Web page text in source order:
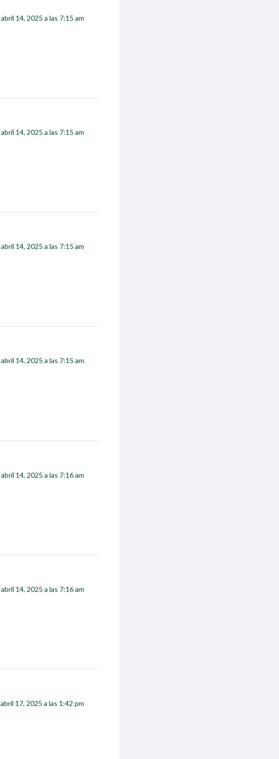
abril 14, 2025 a las 7:15 am
abril 14, 2025 a las 7:15 am
abril 14, 2025 a las 7:15 am
abril 14, 2025 a las 7:15 am
abril 14, 2025 a las 7:16 am
abril 14, 2025 a las 7:16 am
abril 17, 2025 a las 1:42 pm